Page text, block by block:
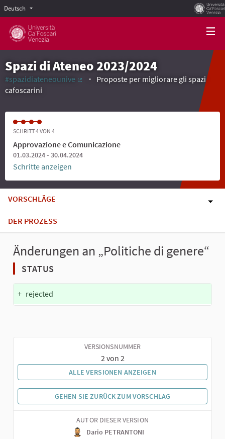
Deutsch Scegli la lingua
Spazi di Ateneo 2023/2024
#spazidiateneounive
Proposte per migliorare gli spazi
cafoscarini
SCHRITT 4 VON 4
Approvazione e Comunicazione
01.03.2024 - 30.04.2024
Schritte anzeigen
VORSCHLÄGE
DER PROZESS
Änderungen an „Politiche di genere“
STATUS
+ rejected
VERSIONSNUMMER
2 von 2
ALLE VERSIONEN ANZEIGEN
GEHEN SIE ZURÜCK ZUM VORSCHLAG
AUTOR DIESER VERSION
Dario PETRANTONI